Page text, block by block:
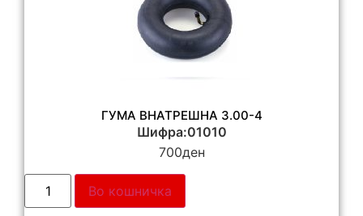
ГУМА ВНАТРЕШНА 3.00-4
Шифра:01010
700ден
Во кошничка